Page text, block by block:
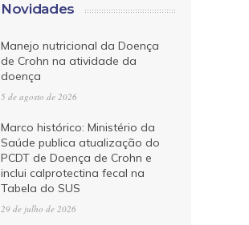
Novidades
Manejo nutricional da Doença
de Crohn na atividade da
doença
5 de agosto de 2026
Marco histórico: Ministério da
Saúde publica atualização do
PCDT de Doença de Crohn e
inclui calprotectina fecal na
Tabela do SUS
29 de julho de 2026